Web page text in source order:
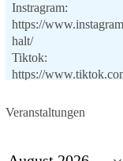
Instragram:
https://
halt/
Tiktok:
https://
Youtube:
🟩🟩🟦🟦🟥🟥🟧🟧
Veranstaltungen